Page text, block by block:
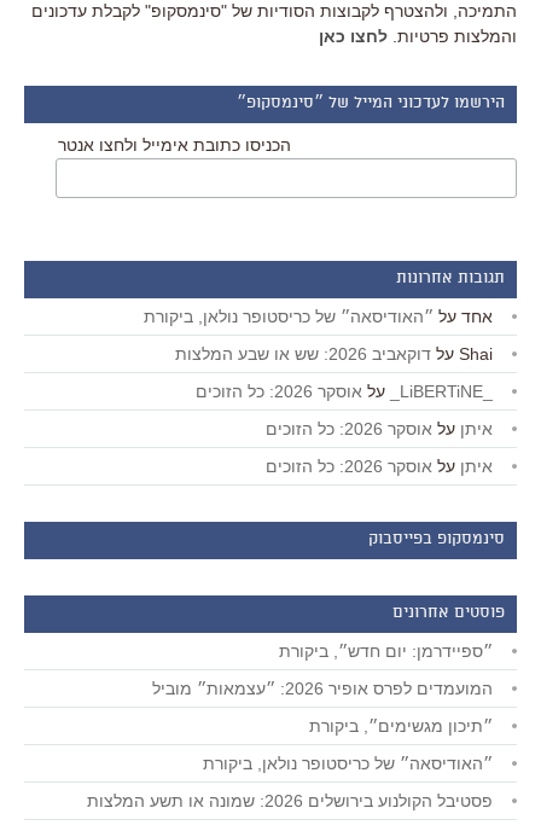
התמיכה, ולהצטרף לקבוצות הסודיות של "סינמסקופ" לקבלת עדכונים
והמלצות פרטיות. לחצו כאן
הירשמו לעדכוני המייל של ״סינמסקופ״
הכניסו כתובת אימייל ולחצו אנטר
תגובות אחרונות
אחד על ״האודיסאה״ של כריסטופר נולאן, ביקורת
Shai על דוקאביב 2026: שש או שבע המלצות
על אוסקר 2026: כל הזוכים
איתן על אוסקר 2026: כל הזוכים
איתן על אוסקר 2026: כל הזוכים
סינמסקופ בפייסבוק
פוסטים אחרונים
״ספיידרמן: יום חדש״, ביקורת
המועמדים לפרס אופיר 2026: ״עצמאות״ מוביל
״תיכון מגשימים״, ביקורת
״האודיסאה״ של כריסטופר נולאן, ביקורת
פסטיבל הקולנוע בירושלים 2026: שמונה או תשע המלצות